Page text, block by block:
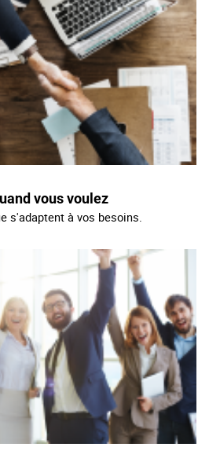
vous voulez
s'adaptent à vos besoins.